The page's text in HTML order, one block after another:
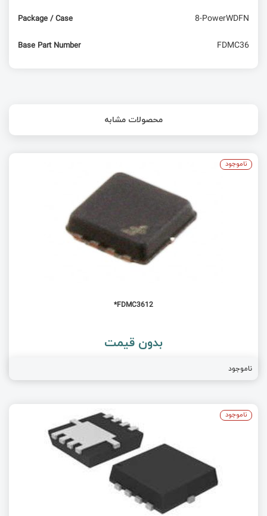
Package / Case 8-PowerWDFN
Base Part Number FDMC36
محصولات مشابه
FDMC3612*
بدون قیمت
ناموجود
ناموجود
ناموجود